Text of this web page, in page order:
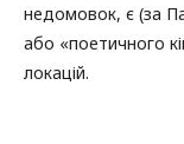
недомовок, є (за
або «поетичного
локацій.